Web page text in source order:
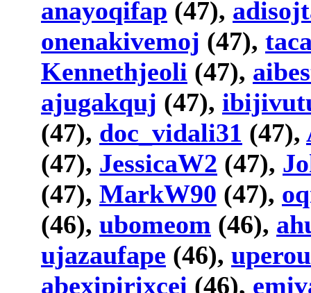
anayoqifap (47),
onenakivemoj (47),
Kennethjeoli (47),
ajugakquj (47),
(47), doc_vidali31 (47),
(47), JessicaW2 (47),
(47), MarkW90 (47),
(46), ubomeom (46),
ujazaufape (46),
abexipirixcei (46),